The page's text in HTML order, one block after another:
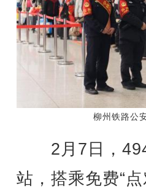
柳州铁路公
2月7日，494
站，搭乘免费“